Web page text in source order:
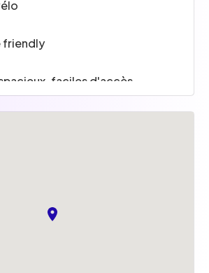
friendly
faciles d'accès